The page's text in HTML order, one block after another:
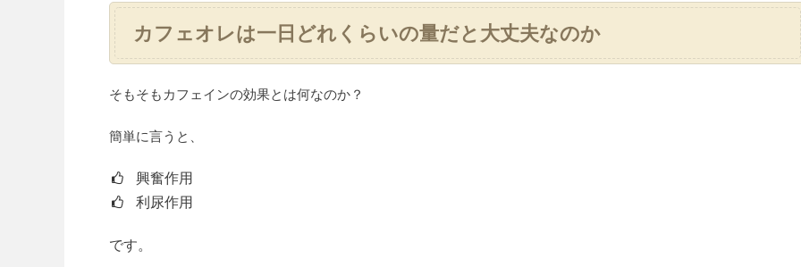
カフェオレは一日どれくらいの量だと大丈夫なのか
そもそもカフェインの効果とは何なのか？
簡単に言うと、
興奮作用
利尿作用
です。